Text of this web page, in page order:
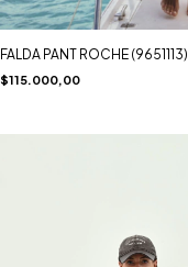
FALDA PANT ROCHE (9651113)
$115.000,00